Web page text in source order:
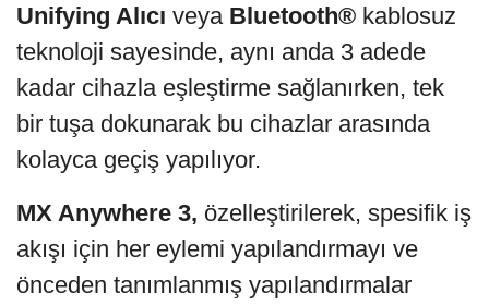
Unifying Alıcı veya Bluetooth® kablosuz
teknoloji sayesinde, aynı anda 3 adede
kadar cihazla eşleştirme sağlanırken, tek
bir tuşa dokunarak bu cihazlar arasında
kolayca geçiş yapılıyor.
MX Anywhere 3, özelleştirilerek, spesifik iş
akışı için her eylemi yapılandırmayı ve
önceden tanımlanmış yapılandırmalar